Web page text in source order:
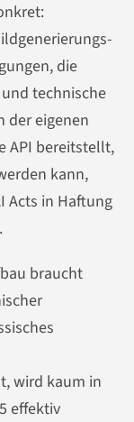
die
technische
der eigenen
API bereitstellt,
kann,
Acts in Haftung
braucht
wird kaum in
effektiv